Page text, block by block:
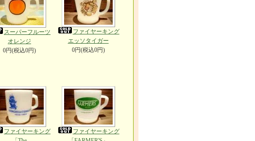
スーパーフルーツ
オレンジ
0円(税込0円)
ファイヤーキング
エッソタイガー
0円(税込0円)
ファイヤーキング
ファイヤーキング